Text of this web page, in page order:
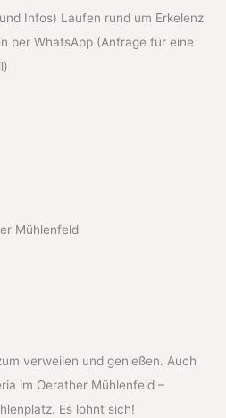
Infos) Laufen rund um Erkelenz
per WhatsApp (Anfrage für eine
Mühlenfeld
verweilen und genießen. Auch
im Oerather Mühlenfeld –
Es lohnt sich!